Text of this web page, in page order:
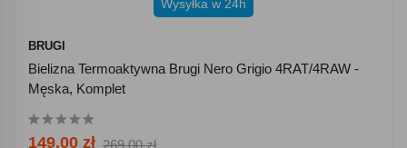
Wysyłka w 24h
BRUGI
Bielizna Termoaktywna Brugi Nero Grigio 4RAT/4RAW -
Męska, Komplet
149.00 zł